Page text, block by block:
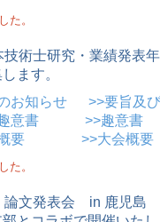
た。
術士研究・業績発表年
ます。
お知らせ >>要旨及
趣意書 >>趣意書
概要 >>大会概要（
た。
文発表会 in 鹿児島